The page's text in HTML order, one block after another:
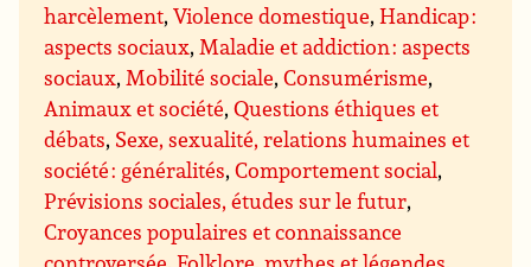
harcèlement,Violence domestique,Handicap :
aspects sociaux,Maladie et addiction : aspects
sociaux,Mobilité sociale,Consumérisme,
Animaux et société,Questions éthiques et
débats, Sexe, sexualité, relations humaines et
société : généralités,Comportement social,
Prévisions sociales, études sur le futur,
Croyances populaires et connaissance